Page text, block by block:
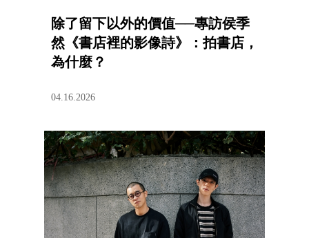
除了留下以外的價值──專訪侯季
然《書店裡的影像詩》：拍書店，
為什麼？
04.16.2026